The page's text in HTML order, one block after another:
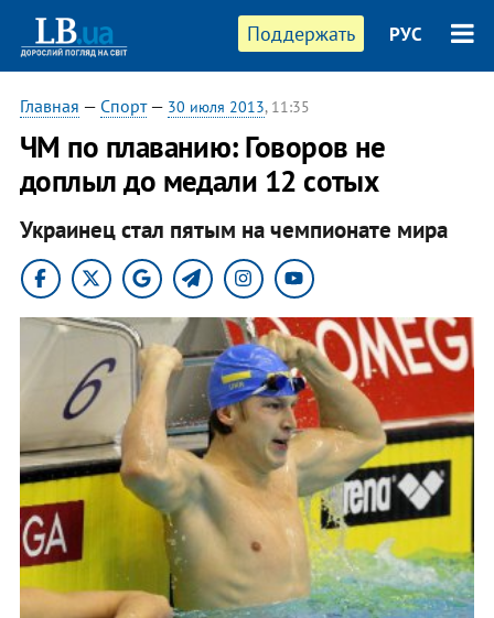
Поддержать РУС
Главная — Спорт— 30 июля 2013, 11:35
ЧМ по плаванию: Говоров не
доплыл до медали 12 сотых
Украинец стал пятым на чемпионате мира